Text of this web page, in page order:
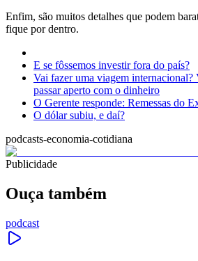
Enfim, são muitos detalhes que podem
fique por dentro.
E se fôssemos investir fora do país?
Vai fazer uma viagem internacional?
passar aperto com o dinheiro
O Gerente responde: Remessas do
O dólar subiu, e daí?
podcasts-economia-cotidiana
Publicidade
Ouça também
podcast